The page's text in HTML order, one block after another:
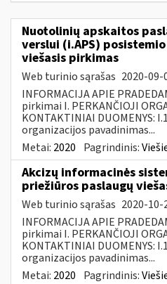
Nuotolinių apskaitos
verslui (i.APS)
viešasis pirkimas
Web turinio sąrašas 2020-09-
INFORMACIJA APIE
pirkimai I. PERKANČIOJI
KONTAKTINIAI DUOMENYS:
organizacijos pavadinimas...
Metai: 2020 Pagrindinis:
Akcizų informacinės
priežiūros paslaugų
Web turinio sąrašas 2020-10-
INFORMACIJA APIE
pirkimai I. PERKANČIOJI
KONTAKTINIAI DUOMENYS:
organizacijos pavadinimas...
Metai: 2020 Pagrindinis: